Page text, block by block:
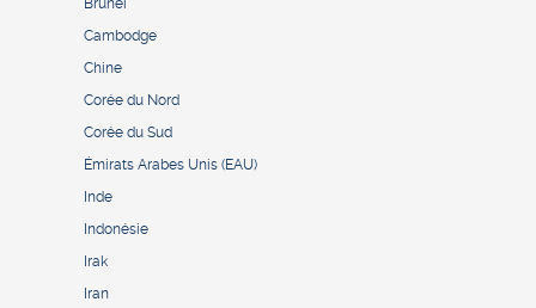
Cambodge
Chine
Corée du Nord
Corée du Sud
Émirats Arabes Unis (EAU)
Inde
Indonésie
Irak
Iran